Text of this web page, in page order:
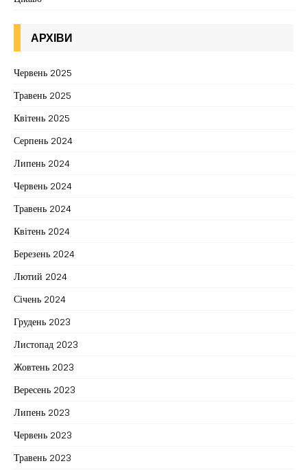
АРХІВИ
Червень 2025
Травень 2025
Квітень 2025
Серпень 2024
Липень 2024
Червень 2024
Травень 2024
Квітень 2024
Березень 2024
Лютий 2024
Січень 2024
Грудень 2023
Листопад 2023
Жовтень 2023
Вересень 2023
Липень 2023
Червень 2023
Травень 2023